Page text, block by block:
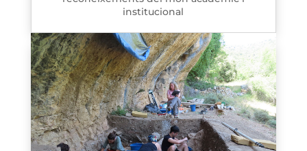
institucional